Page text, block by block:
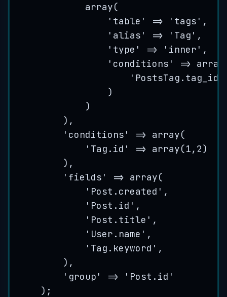
array(
' table ' => ' tags ' ,
' alias ' => ' Tag ' ,
' type ' => ' inner ' ,
' conditions ' => array
' PostsTag.tag_id
)
)
),
' conditions ' => array(
' Tag.id ' => array(1, 2)
),
' fields ' => array(
' Post.created ' ,
' Post.id ' ,
' Post.title ' ,
' User.name ' ,
' Tag.keyword ' ,
),
' group ' => ' Post.id '
);